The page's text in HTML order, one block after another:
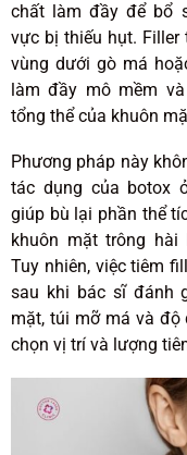
chất làm đầy để bổ
vực bị thiếu hụt.
vùng dưới gò má
làm đầy mô mềm
tổng thể của khuôn
Phương pháp này
tác dụng của botox
giúp bù lại phần thể
khuôn mặt trông
Tuy nhiên, việc tiêm
sau khi bác sĩ đánh
mặt, túi mỡ má và
chọn vị trí và lượng